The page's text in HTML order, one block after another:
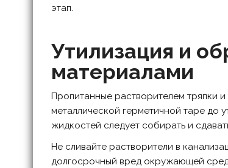
этап.
Утилизация и
материалами
Пропитанные растворителем тряпки
металлической герметичной таре до
жидкостей следует собирать и
Не сливайте растворители в
долгосрочный вред окружающей